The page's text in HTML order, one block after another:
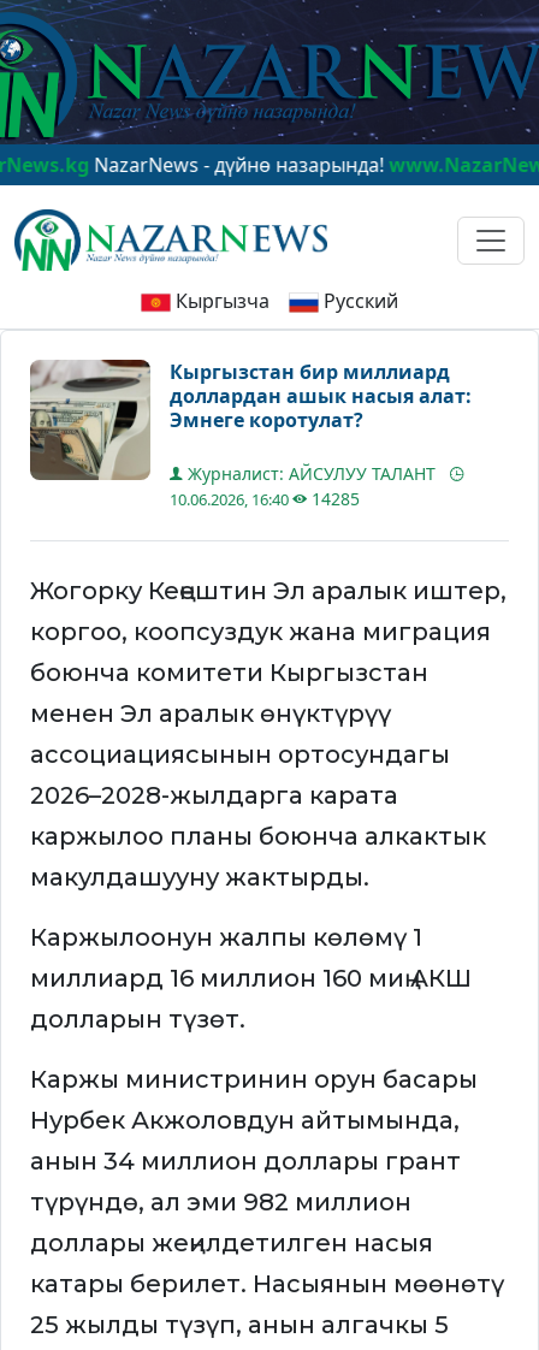
NazarNews - дүйнө назарында!www.NazarNews.kg
Кыргызча Русский
Кыргызстан бир миллиард
доллардан ашык насыя алат:
Эмнеге коротулат?
Журналист: АЙСУЛУУ ТАЛАНТ
10.06.2026, 16:40 14285
Жогорку Кеңештин Эл аралык иштер,
коргоо, коопсуздук жана миграция
боюнча комитети Кыргызстан
менен Эл аралык өнүктүрүү
ассоциациясынын ортосундагы
2026–2028-жылдарга карата
каржылоо планы боюнча алкактык
макулдашууну жактырды.
Каржылоонун жалпы көлөмү 1
миллиард 16 миллион 160 миң АКШ
долларын түзөт.
Каржы министринин орун басары
Нурбек Акжоловдун айтымында,
анын 34 миллион доллары грант
түрүндө, ал эми 982 миллион
доллары жеңилдетилген насыя
катары берилет. Насыянын мөөнөтү
25 жылды түзүп, анын алгачкы 5